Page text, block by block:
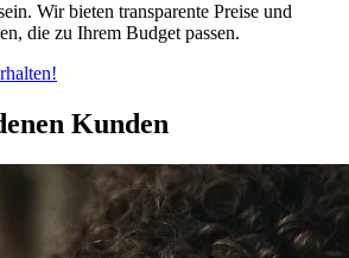
Wir bieten transparente Preise und
die zu Ihrem Budget passen.
Kunden